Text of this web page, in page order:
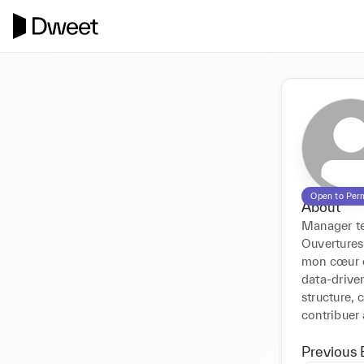
Open to
About
Manager
mon cœur
structure,
contribuer
Previous